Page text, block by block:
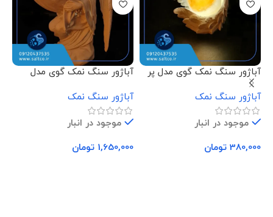
آباژور سنگ نمک گوی مدل پر
آباژور سنگ نمک
موجود در انبار
380,000 تومان
آباژور سنگ نمک گوی مدل
آباژور سنگ نمک
موجود در انبار
1,650,000 تومان